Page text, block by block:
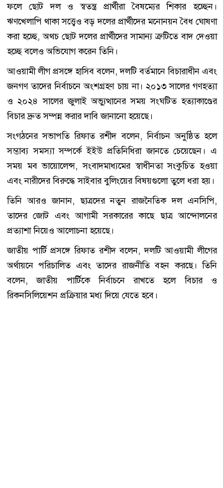
ফলে ছোট দল ও স্বতন্ত্র প্রার্থীরা বৈষম্যের শিকার হচ্ছেন।
ঋণখেলাপি থাকা সত্ত্বেও বড় দলের প্রার্থীদের মনোনয়ন বৈধ ঘোষণা
করা হচ্ছে, অথচ ছোট দলের প্রার্থীদের সামান্য ত্রুটিতে বাদ দেওয়া
হচ্ছে বলেও অভিযোগ করেন তিনি।
আওয়ামী লীগ প্রসঙ্গে হাসিব বলেন, দলটি বর্তমানে বিচারাধীন এবং
জনগণ তাদের নির্বাচনে অংশগ্রহণ চায় না। ২০১৩ সালের গণহত্যা
ও ২০২৪ সালের জুলাই অভ্যুত্থানের সময় সংঘটিত হত্যাকাণ্ডের
বিচার দ্রুত সম্পন্ন করার দাবি জানানো হয়েছে।
সংগঠনের সভাপতি রিফাত রশীদ বলেন, নির্বাচন অনুষ্ঠিত হলে
সম্ভাব্য সমস্যা সম্পর্কে ইইউ প্রতিনিধিরা জানতে চেয়েছেন। এ
সময় মব ভায়োলেন্স, সংবাদমাধ্যমের স্বাধীনতা সংকুচিত হওয়া
এবং নারীদের বিরুদ্ধে সাইবার বুলিংয়ের বিষয়গুলো তুলে ধরা হয়।
তিনি আরও জানান, ছাত্রদের নতুন রাজনৈতিক দল এনসিপি,
তাদের জোট এবং আগামী সরকারের কাছে ছাত্র আন্দোলনের
প্রত্যাশা নিয়েও আলোচনা হয়েছে।
জাতীয় পার্টি প্রসঙ্গে রিফাত রশীদ বলেন, দলটি আওয়ামী লীগের
অর্থায়নে পরিচালিত এবং তাদের রাজনীতি বহন করছে। তিনি
বলেন, জাতীয় পার্টিকে নির্বাচনে রাখতে হলে বিচার ও
রিকনসিলিয়েশন প্রক্রিয়ার মধ্য দিয়ে যেতে হবে।